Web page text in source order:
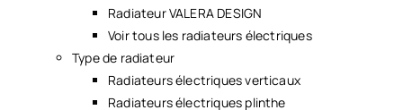
Radiateur VALERA DESIGN
Voir tous les radiateurs électriques
Type de radiateur
Radiateurs électriques verticaux
Radiateurs électriques plinthe